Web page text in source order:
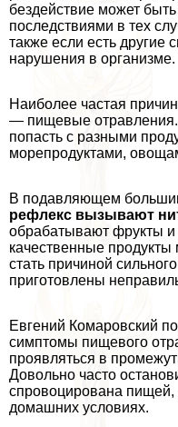
бездействие может
последствиями в тех
также если есть
нарушения в организме.
Наиболее частая
— пищевые отравления.
попасть с разными
морепродуктами,
В подавляющем
рефлекс вызывают
обpaбатывают фрукты
качественные
стать причиной
приготовлены
Евгений Комаровский
симптомы пищевого
проявляться в
Довольно часто
спровоцирована пищей,
домашних условиях.